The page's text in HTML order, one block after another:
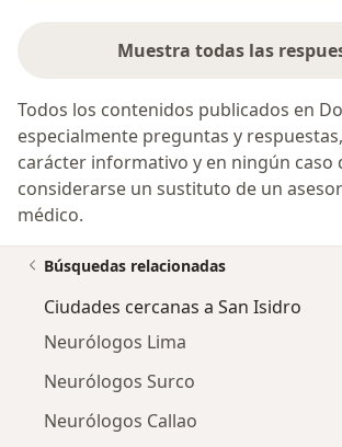
Muestra todas las
Todos los contenidos publicados en
especialmente preguntas y
carácter informativo y en ningún caso
considerarse un sustituto de un
médico.
Búsquedas relacionadas
Ciudades cercanas a San Isidro
Neurólogos Lima
Neurólogos Surco
Neurólogos Callao